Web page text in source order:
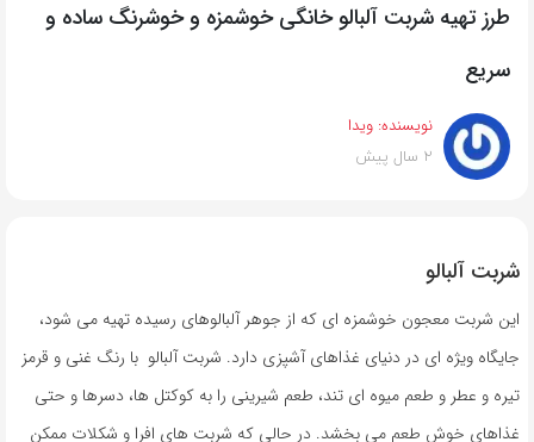
طرز تهیه شربت آلبالو خانگی خوشمزه و خوشرنگ ساده و
سریع
نویسنده: ویدا
2 سال پیش
شربت آلبالو
این شربت معجون خوشمزه ای که از جوهر آلبالوهای رسیده تهیه می شود،
جایگاه ویژه ای در دنیای غذاهای آشپزی دارد. شربت آلبالو با رنگ غنی و قرمز
تیره و عطر و طعم میوه ای تند، طعم شیرینی را به کوکتل ها، دسرها و حتی
غذاهای خوش طعم می بخشد. در حالی که شربت های افرا و شکلات ممکن